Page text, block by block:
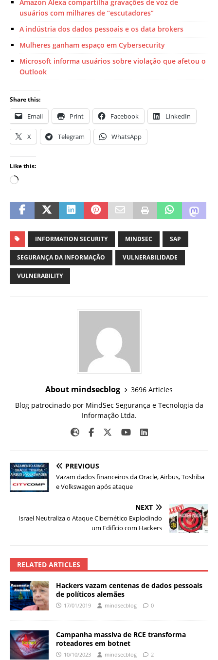
Amazon Alexa compartilha gravações de voz de
usuários com milhares de “escutadores”
A indústria dos dados pessoais e os data brokers
Mulheres ganham espaço em Cybersecurity
Microsoft informa usuários sobre violação que afetou o
Outlook
Share this:
Email Print Facebook LinkedIn
X Telegram WhatsApp
Like this:
INFORMATION SECURITY MINDSEC SAP
SEGURANÇA DA INFORMAÇÃO VULNERABILIDADE
VULNERABILITY
About mindsecblog
3696 Articles
Blog patrocinado por MindSec Segurança e Tecnologia da
Informação Ltda.
PREVIOUS
Vazam dados financeiros da Oracle, Airbus, Toshiba
e Volkswagen após ataque
NEXT
Israel Neutraliza o Ataque Cibernético Explodindo
um Edifício com Hackers
RELATED ARTICLES
Hackers vazam centenas de dados pessoais
de políticos alemães
17/01/2019 mindsecblog 0
Campanha massiva de RCE transforma
roteadores em botnet
10/10/2023 mindsecblog 2